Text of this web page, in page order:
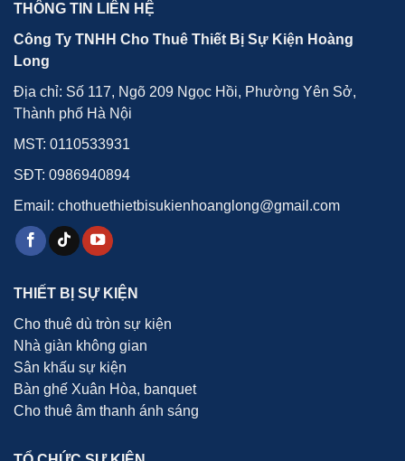
THÔNG TIN LIÊN HỆ
Công Ty TNHH Cho Thuê Thiết Bị Sự Kiện Hoàng
Long
Địa chỉ: Số 117, Ngõ 209 Ngọc Hồi, Phường Yên Sở,
Thành phố Hà Nội
MST: 0110533931
SĐT: 0986940894
Email: chothuethietbisukienhoanglong@gmail.com
THIẾT BỊ SỰ KIỆN
Cho thuê dù tròn sự kiện
Nhà giàn không gian
Sân khấu sự kiện
Bàn ghế Xuân Hòa, banquet
Cho thuê âm thanh ánh sáng